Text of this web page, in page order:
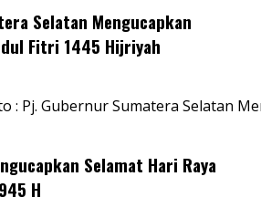
Selatan Mengucapkan
Fitri 1445 Hijriyah
: Pj. Gubernur Sumatera Selatan
Selamat Hari Raya
H